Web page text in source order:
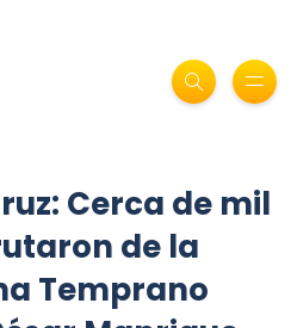
Cerca de mil
de la
Temprano